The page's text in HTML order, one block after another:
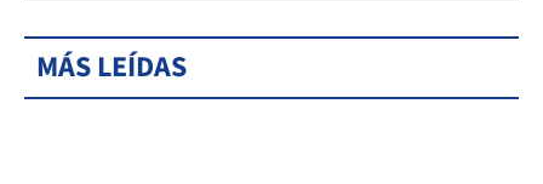
MÁS LEÍDAS